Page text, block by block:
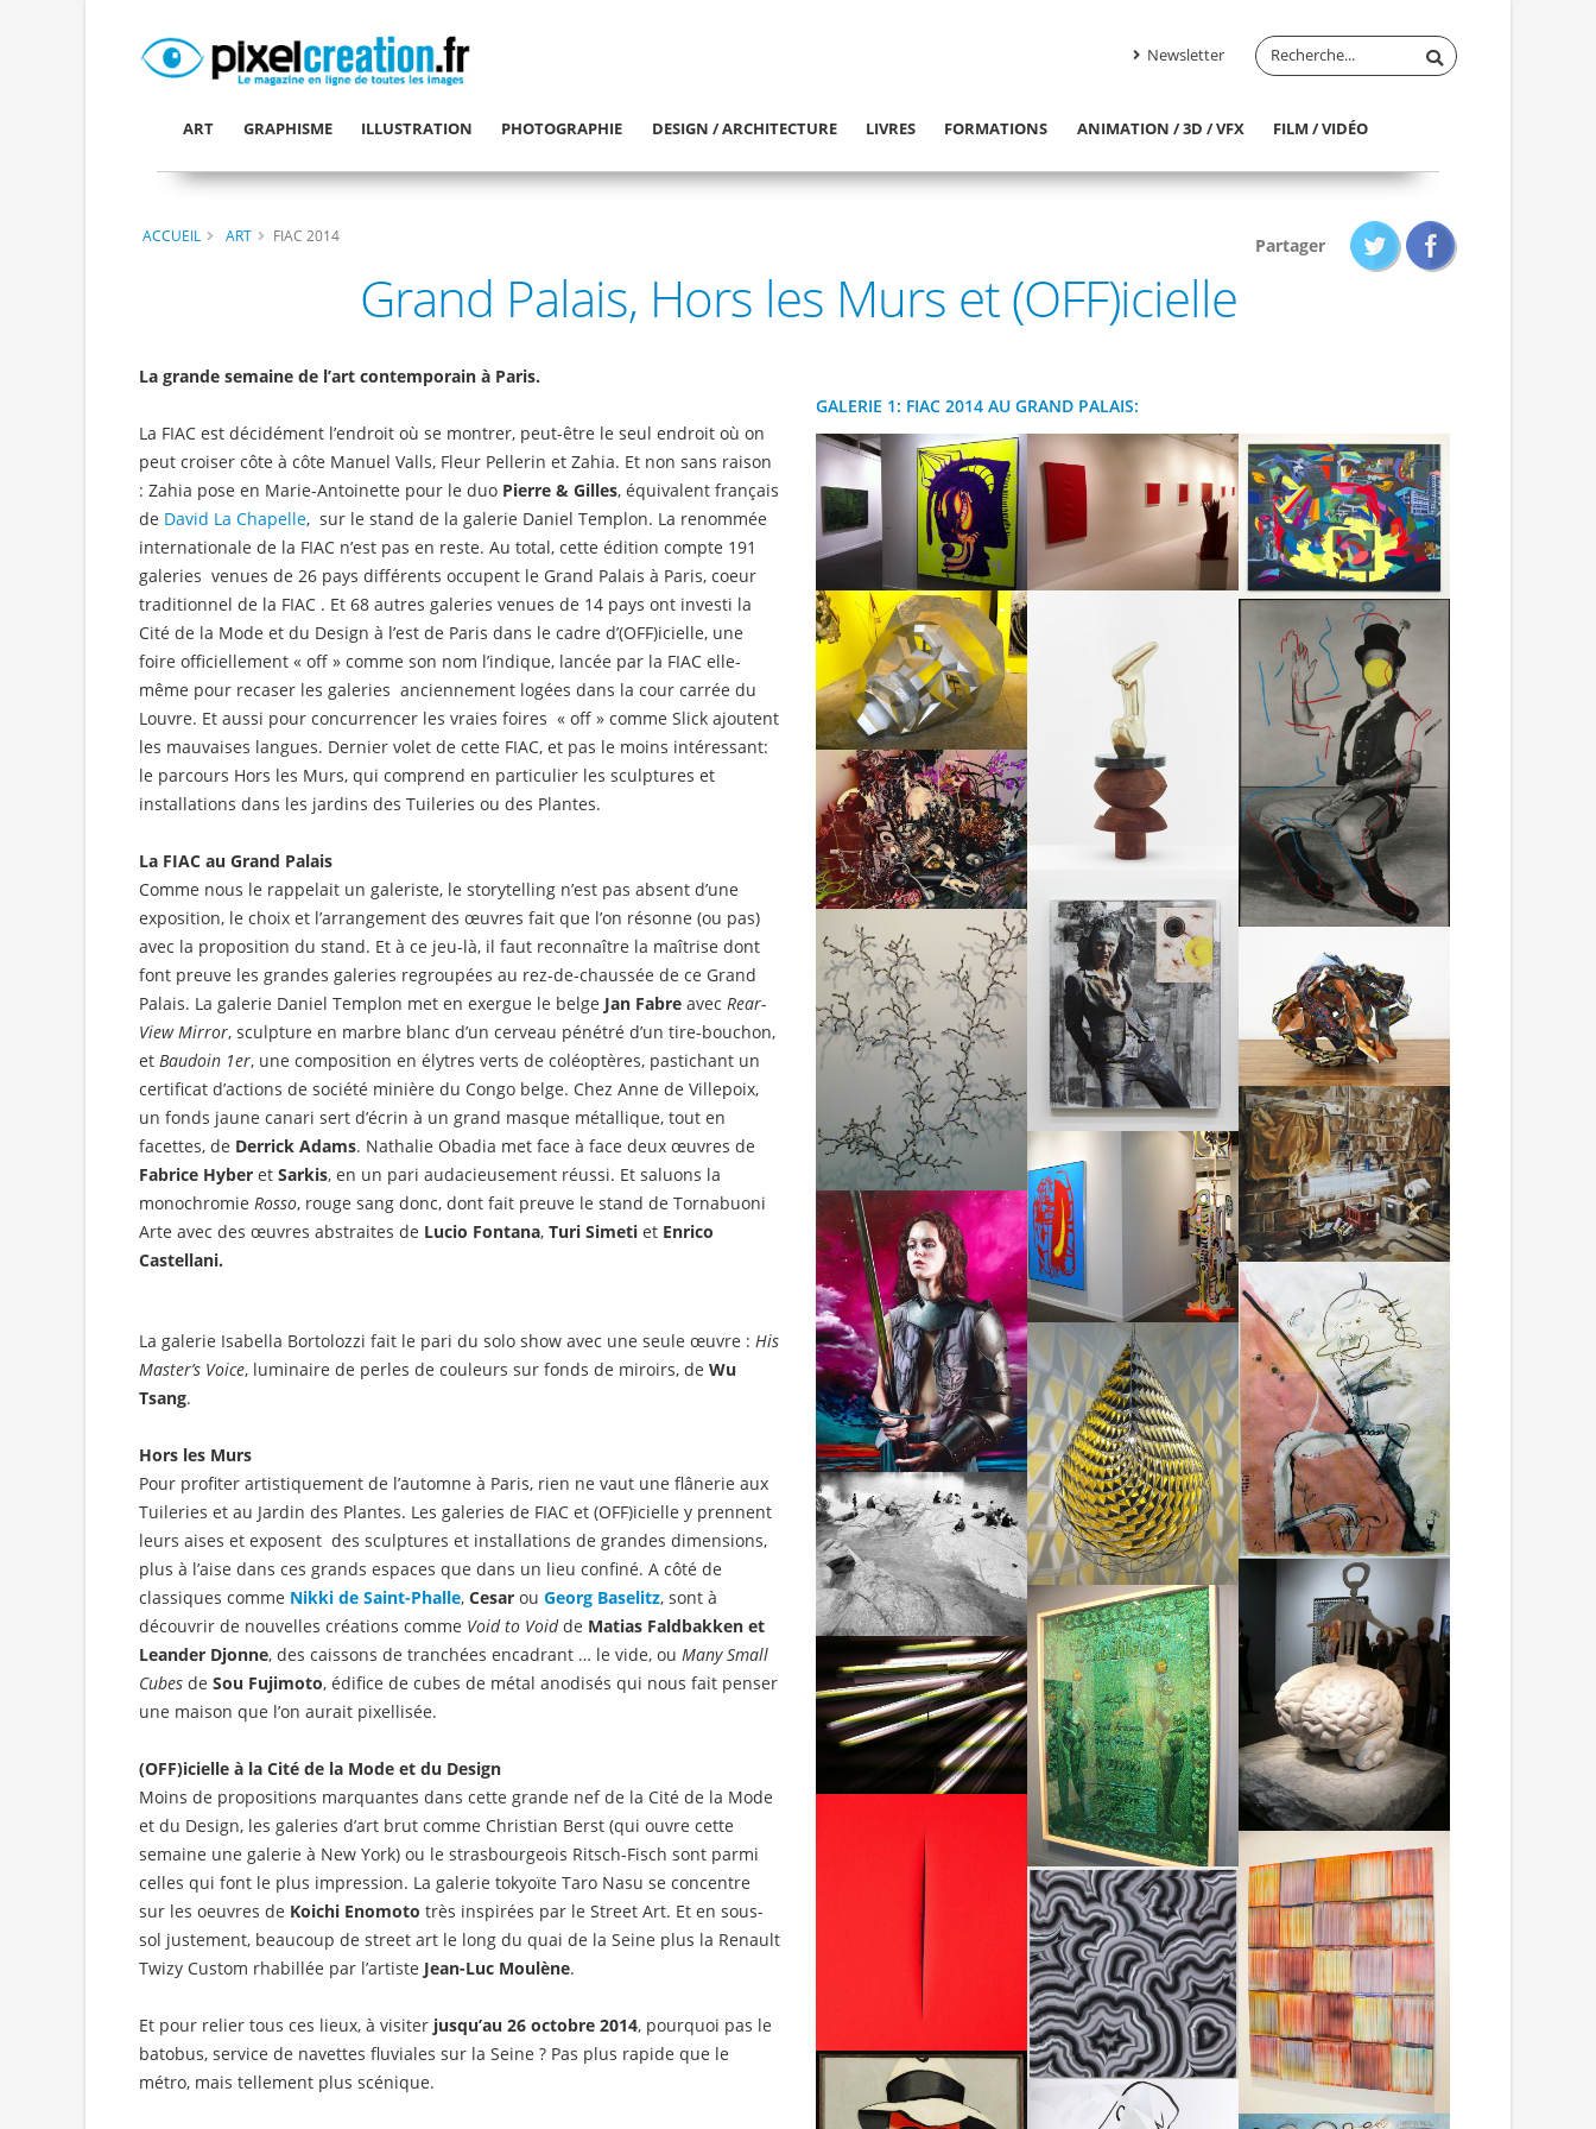
Newsletter
ART GRAPHISME ILLUSTRATION PHOTOGRAPHIE DESIGN / ARCHITECTURE LIVRES FORMATIONS ANIMATION / 3D / VFX FILM / VIDÉO
ACCUEIL ART FIAC 2014 Partager
Grand Palais, Hors les Murs et (OFF)icielle
La grande semaine de l’art contemporain à Paris.
La FIAC est décidément l’endroit où se montrer, peut-être le seul endroit où on
peut croiser côte à côte Manuel Valls, Fleur Pellerin et Zahia. Et non sans raison
: Zahia pose en Marie-Antoinette pour le duo Pierre & Gilles, équivalent français
de David La Chapelle, sur le stand de la galerie Daniel Templon. La renommée
internationale de la FIAC n’est pas en reste. Au total, cette édition compte 191
galeries venues de 26 pays différents occupent le Grand Palais à Paris, coeur
traditionnel de la FIAC . Et 68 autres galeries venues de 14 pays ont investi la
Cité de la Mode et du Design à l’est de Paris dans le cadre d’(OFF)icielle, une
foire officiellement « off » comme son nom l’indique, lancée par la FIAC elle-
même pour recaser les galeries anciennement logées dans la cour carrée du
Louvre. Et aussi pour concurrencer les vraies foires « off » comme Slick ajoutent
les mauvaises langues. Dernier volet de cette FIAC, et pas le moins intéressant:
le parcours Hors les Murs, qui comprend en particulier les sculptures et
installations dans les jardins des Tuileries ou des Plantes.
La FIAC au Grand Palais
Comme nous le rappelait un galeriste, le storytelling n’est pas absent d’une
exposition, le choix et l’arrangement des œuvres fait que l’on résonne (ou pas)
avec la proposition du stand. Et à ce jeu-là, il faut reconnaître la maîtrise dont
font preuve les grandes galeries regroupées au rez-de-chaussée de ce Grand
Palais. La galerie Daniel Templon met en exergue le belge Jan Fabre avec Rear-
View Mirror, sculpture en marbre blanc d’un cerveau pénétré d’un tire-bouchon,
et Baudoin 1er, une composition en élytres verts de coléoptères, pastichant un
certificat d’actions de société minière du Congo belge. Chez Anne de Villepoix,
un fonds jaune canari sert d’écrin à un grand masque métallique, tout en
facettes, de Derrick Adams. Nathalie Obadia met face à face deux œuvres de
Fabrice Hyber et Sarkis, en un pari audacieusement réussi. Et saluons la
monochromie Rosso, rouge sang donc, dont fait preuve le stand de Tornabuoni
Arte avec des œuvres abstraites de Lucio Fontana, Turi Simeti et Enrico
Castellani.
La galerie Isabella Bortolozzi fait le pari du solo show avec une seule œuvre : His
Master’s Voice, luminaire de perles de couleurs sur fonds de miroirs, de Wu
Tsang.
Hors les Murs
Pour profiter artistiquement de l’automne à Paris, rien ne vaut une flânerie aux
Tuileries et au Jardin des Plantes. Les galeries de FIAC et (OFF)icielle y prennent
leurs aises et exposent des sculptures et installations de grandes dimensions,
plus à l’aise dans ces grands espaces que dans un lieu confiné. A côté de
classiques comme Nikki de Saint-Phalle, Cesar ou Georg Baselitz, sont à
découvrir de nouvelles créations comme Void to Voidde Matias Faldbakken et
Leander Djonne, des caissons de tranchées encadrant … le vide, ou Many Small
Cubes de Sou Fujimoto, édifice de cubes de métal anodisés qui nous fait penser
une maison que l’on aurait pixellisée.
(OFF)icielle à la Cité de la Mode et du Design
Moins de propositions marquantes dans cette grande nef de la Cité de la Mode
et du Design, les galeries d’art brut comme Christian Berst (qui ouvre cette
semaine une galerie à New York) ou le strasbourgeois Ritsch-Fisch sont parmi
celles qui font le plus impression. La galerie tokyoïte Taro Nasu se concentre
sur les oeuvres de Koichi Enomoto très inspirées par le Street Art. Et en sous-
sol justement, beaucoup de street art le long du quai de la Seine plus la Renault
Twizy Custom rhabillée par l’artiste Jean-Luc Moulène.
Et pour relier tous ces lieux, à visiter jusqu’au 26 octobre 2014, pourquoi pas le
batobus, service de navettes fluviales sur la Seine ? Pas plus rapide que le
métro, mais tellement plus scénique.
GALERIE 1: FIAC 2014 AU GRAND PALAIS: